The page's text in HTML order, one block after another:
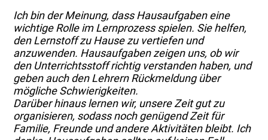
Ich bin der Meinung, dass Hausaufgaben eine
wichtige Rolle im Lernprozess spielen. Sie helfen,
den Lernstoff zu Hause zu vertiefen und
anzuwenden. Hausaufgaben zeigen uns, ob wir
den Unterrichtsstoff richtig verstanden haben, und
geben auch den Lehrern Rückmeldung über
mögliche Schwierigkeiten.
Darüber hinaus lernen wir, unsere Zeit gut zu
organisieren, sodass noch genügend Zeit für
Familie, Freunde und andere Aktivitäten bleibt. Ich